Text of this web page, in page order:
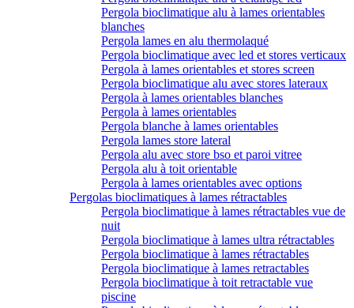
Pergola bioclimatique alu à lames orientables
blanches
Pergola lames en alu thermolaqué
Pergola bioclimatique avec led et stores verticaux
Pergola à lames orientables et stores screen
Pergola bioclimatique alu avec stores lateraux
Pergola à lames orientables blanches
Pergola à lames orientables
Pergola blanche à lames orientables
Pergola lames store lateral
Pergola alu avec store bso et paroi vitree
Pergola alu à toit orientable
Pergola à lames orientables avec options
Pergolas bioclimatiques à lames rétractables
Pergola bioclimatique à lames rétractables vue de
nuit
Pergola bioclimatique à lames ultra rétractables
Pergola bioclimatique à lames rétractables
Pergola bioclimatique à lames retractables
Pergola bioclimatique à toit retractable vue
piscine